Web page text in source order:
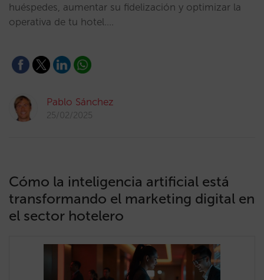
huéspedes, aumentar su fidelización y optimizar la
operativa de tu hotel.…
Pablo Sánchez
25/02/2025
Cómo la inteligencia artificial está
transformando el marketing digital en
el sector hotelero